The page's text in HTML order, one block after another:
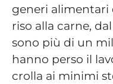
generi alimentari
riso alla carne,
sono più di un
hanno perso il
crolla ai minimi